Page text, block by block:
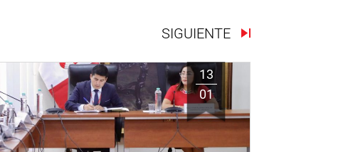
SIGUIENTE
13
01